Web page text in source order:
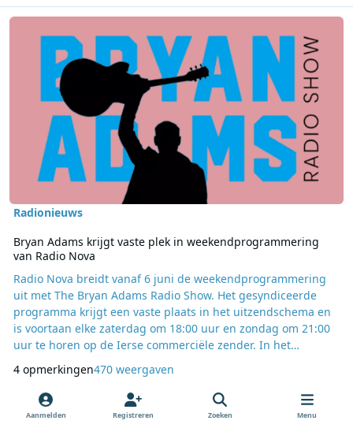
Lees meer over Bryan Adams krijgt vaste plek in
Radionieuws
Bryan Adams krijgt vaste plek in weekendprogrammering
van Radio Nova
Radio Nova breidt vanaf 6 juni de weekendprogrammering
uit met The Bryan Adams Radio Show. Het gesyndiceerde
programma krijgt een vaste plaats in het uitzendschema en
is voortaan elke zaterdag om 18:00 uur en zondag om 21:00
uur te horen op de Ierse commerciële zender. In het
songwriter Bryan Adams de luisteraars mee langs muziek en
verhalen die een rol hebben gespeeld in zijn leven en
carrière. Naast nummers uit zijn eigen repertoire bevat ieder
4 opmerkingen470 weergaven
Aanmelden Registreren Zoeken Menu